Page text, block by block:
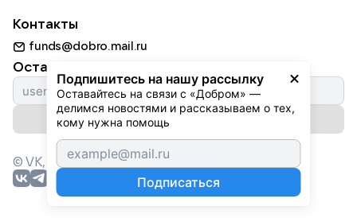
Подпишитесь на нашу рассылку
Оставайтесь на связи с «Добром» —
делимся новостями и рассказываем о тех,
кому нужна помощь
Подписаться
Для НКО
Партнерам
Пожилым
Животным
Природе
Культуре
Фондам
Добрый день
Истории
Автоплатежи
Контакты
funds@dobro.mail.ru
Оставайтесь с нами
Подписаться на рассылку
© VK, 2026г. Все права защищены.